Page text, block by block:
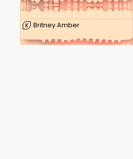
K Britney Amber